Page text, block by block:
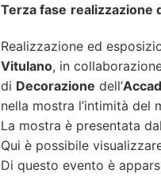
Terza fase realizzazione
Realizzazione ed
Vitulano, in
di Decorazione dell’
nella mostra l’intimità del
La mostra è presentata dal
Qui è possibile
Di questo evento è